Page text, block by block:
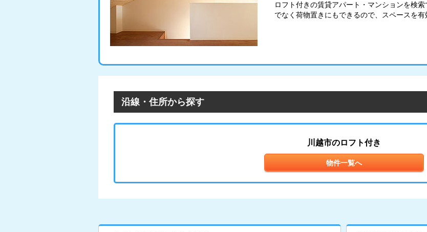
ロフト付きの賃貸アパート・マンションを検
でなく荷物置きにもできるので、スペースを有
沿線・住所から探す
川越市のロフト付き
物件一覧へ